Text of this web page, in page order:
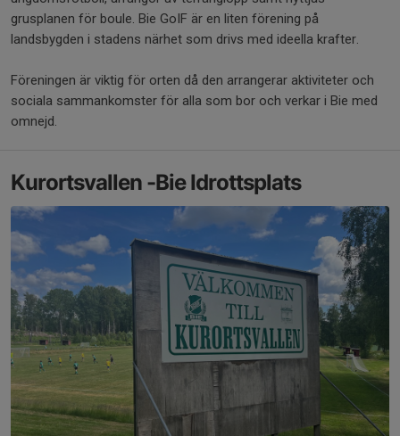
grusplanen för boule. Bie GoIF är en liten förening på
landsbygden i stadens närhet som drivs med ideella krafter.
Föreningen är viktig för orten då den arrangerar aktiviteter och
sociala sammankomster för alla som bor och verkar i Bie med
omnejd.
Kurortsvallen -Bie Idrottsplats